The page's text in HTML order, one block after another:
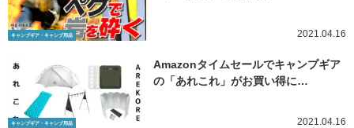
キャンプギア・キャンプ用品 2021.04.16
キャンプギア・キャンプ用品
Amazonタイムセールでキャンプギア
の「あれこれ」がお買い得に…
2021.04.16